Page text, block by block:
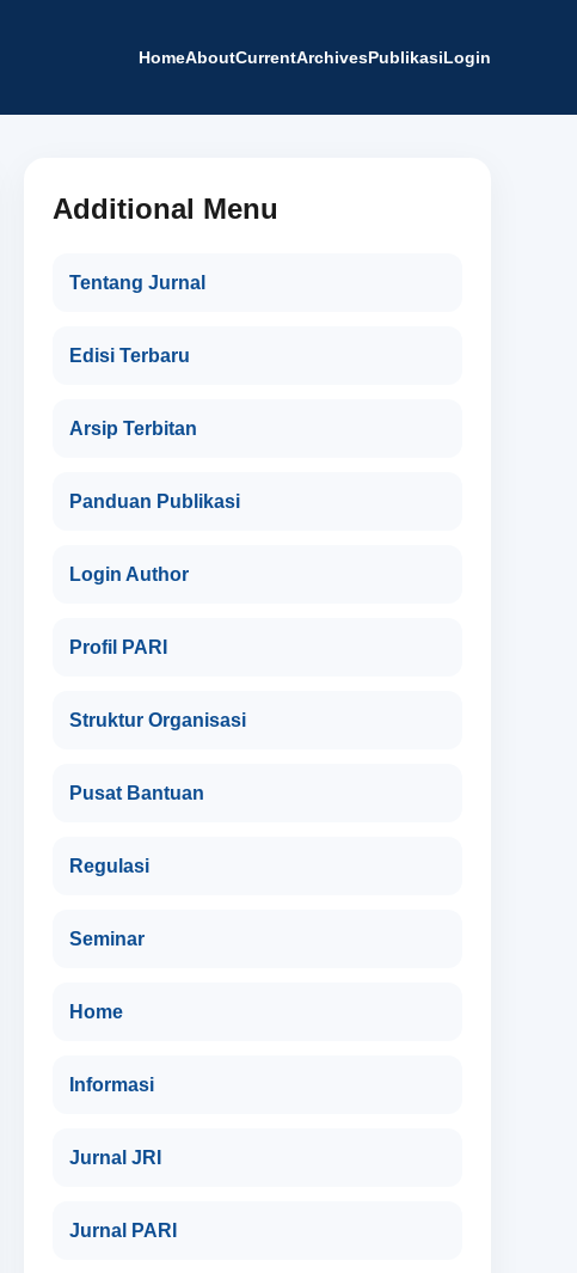
HomeAboutCurrentArchivesPublikasiLogin
Additional Menu
Tentang Jurnal
Edisi Terbaru
Arsip Terbitan
Panduan Publikasi
Login Author
Profil PARI
Struktur Organisasi
Pusat Bantuan
Regulasi
Seminar
Home
Informasi
Jurnal JRI
Jurnal PARI